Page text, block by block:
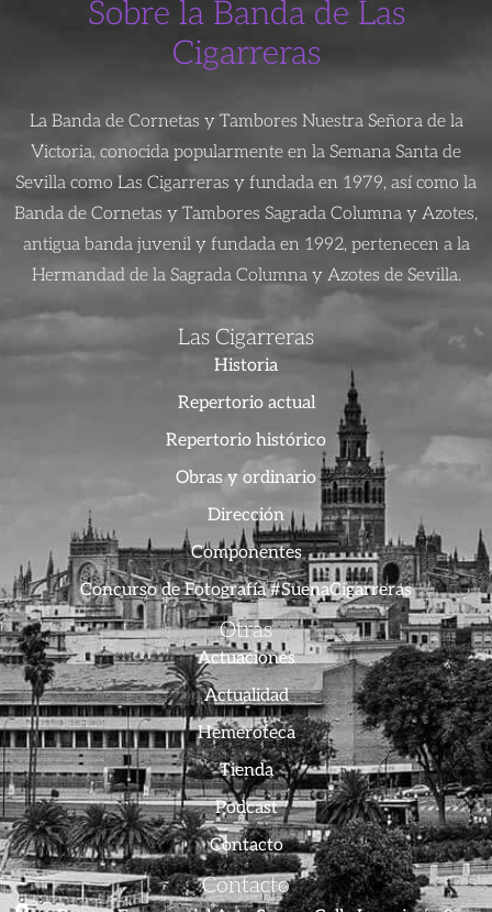
Sobre la Banda de Las
Cigarreras
La Banda de Cornetas y Tambores Nuestra Señora de la
Victoria, conocida popularmente en la Semana Santa de
Sevilla como Las Cigarreras y fundada en 1979, así como la
Banda de Cornetas y Tambores Sagrada Columna y Azotes,
antigua banda juvenil y fundada en 1992, pertenecen a la
Hermandad de la Sagrada Columna y Azotes de Sevilla.
Las Cigarreras
Historia
Repertorio actual
Repertorio histórico
Obras y ordinario
Dirección
Componentes
Concurso de Fotografía #SuenaCigarreras
Otras
Actuaciones
Actualidad
Hemeroteca
Tienda
Podcast
Contacto
Contacto